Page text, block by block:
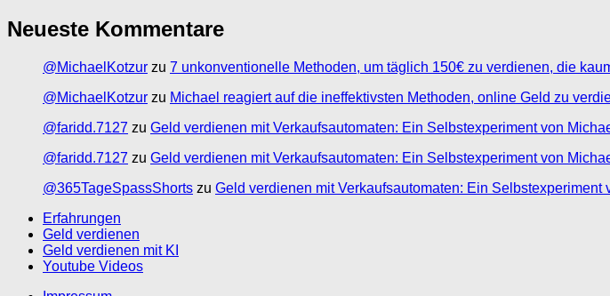
Neueste Kommentare
@MichaelKotzur zu 7 unkonventionelle Methoden, um täglich 150€ zu verdienen, die
@MichaelKotzur zu Michael reagiert auf die ineffektivsten Methoden, online Geld zu
@faridd.7127 zu Geld verdienen mit Verkaufsautomaten: Ein Selbstexperiment von
@faridd.7127 zu Geld verdienen mit Verkaufsautomaten: Ein Selbstexperiment von
@365TageSpassShorts zu Geld verdienen mit Verkaufsautomaten: Ein Selbstexperiment
Erfahrungen
Geld verdienen
Geld verdienen mit KI
Youtube Videos